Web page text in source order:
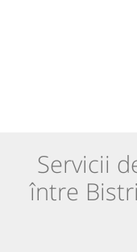
Servicii
între